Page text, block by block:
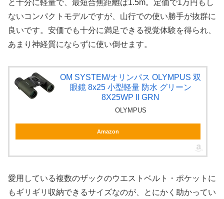
と十分に軽量で、最短合焦距離は1.5m。定価で1万円もし
ないコンパクトモデルですが、山行での使い勝手が抜群に
良いです。安価でも十分に満足できる視覚体験を得られ、
あまり神経質にならずに使い倒せます。
OM SYSTEM/オリンパス OLYMPUS 双
眼鏡 8x25 小型軽量 防水 グリーン
8X25WP II GRN
OLYMPUS
Amazon
愛用している複数のザックのウエストベルト・ポケットに
もギリギリ収納できるサイズなのが、とにかく助かってい